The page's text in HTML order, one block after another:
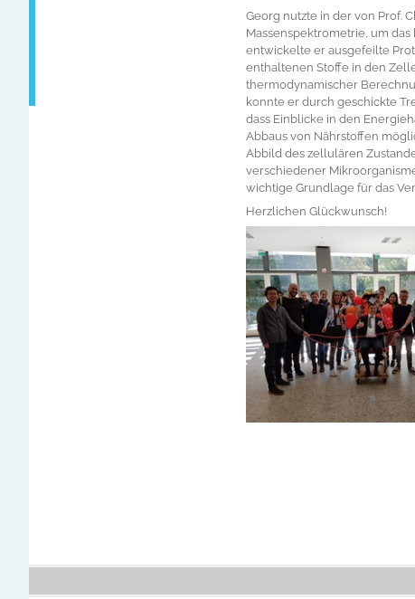
Georg nutzte in der von Prof.
Massenspektrometrie, um
entwickelte er ausgefeilte
enthaltenen Stoffe in den
thermodynamischer
konnte er durch geschickte
dass Einblicke in den
Abbaus von Nährstoffen
Abbild des zellulären
verschiedener
wichtige Grundlage für das
Herzlichen Glückwunsch!